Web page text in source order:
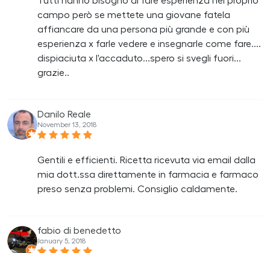
campo però se mettete una giovane fatela
affiancare da una persona più grande e con più
esperienza x farle vedere e insegnarle come fare....
dispiaciuta x l'accaduto...spero si svegli fuori...
grazie..
Danilo Reale
November 13, 2018
Gentili e efficienti. Ricetta ricevuta via email dalla
mia dott.ssa direttamente in farmacia e farmaco
preso senza problemi. Consiglio caldamente.
fabio di benedetto
January 5, 2018